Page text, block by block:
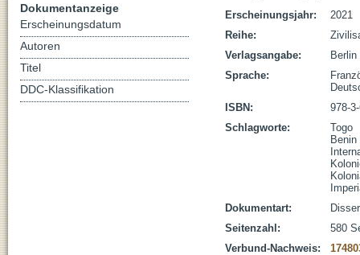
Erscheinungsjahr:
2021
Reihe:
Verlagsangabe:
Sprache:
ISBN:
978-
Schlagworte:
Togo
Benin
Dokumentart:
Seitenzahl:
580
Verbund-Nachweis:
Dokumentanzeige
Erscheinungsdatum
Autoren
Titel
DDC-Klassifikation